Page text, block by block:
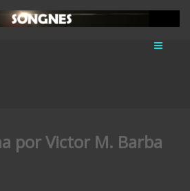
por Victor M. Barba